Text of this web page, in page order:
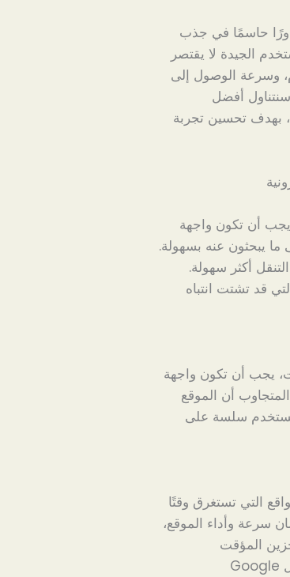
حاسمًا في جذب
الجيدة لا يقتصر
وسرعة الوصول إلى
أفضل
بهدف تحسين تجربة
أن تكون واجهة
يبحثون عنه بسهولة.
أكثر سهولة.
قد تشتت انتباه
يجب أن تكون واجهة
أن الموقع
مستخدم سلسة على
التي تستغرق وقتًا
سرعة وأداء الموقع،
المؤقت
(caching). يمكن لاختبارات الأداء وأدوات تحسين السرعة مثل Google